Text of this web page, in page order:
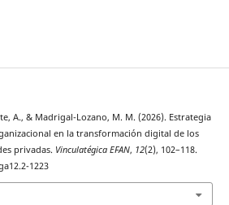
A., & Madrigal-Lozano, M. M. (2026). Estrategia
en la transformación digital de los
privadas. Vinculatégica EFAN, 12(2), 102–118.
1223